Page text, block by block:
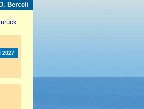
Berceli
2027